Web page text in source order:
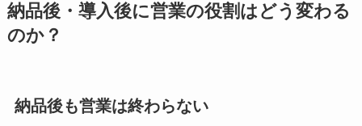
納品後・導入後に営業の役割はどう変わる
のか？
納品後も営業は終わらない